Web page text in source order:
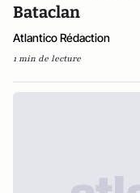
Bataclan
Atlantico Rédaction
1 min de lecture